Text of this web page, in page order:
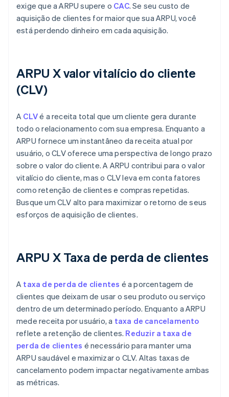
exige que a ARPU supere o CAC. Se seu custo de
aquisição de clientes for maior que sua ARPU, você
está perdendo dinheiro em cada aquisição.
ARPU X valor vitalício do cliente
(CLV)
A CLVé a receita total que um cliente gera durante
todo o relacionamento com sua empresa. Enquanto a
ARPU fornece um instantâneo da receita atual por
usuário, o CLV oferece uma perspectiva de longo prazo
sobre o valor do cliente. A ARPU contribui para o valor
vitalício do cliente, mas o CLV leva em conta fatores
como retenção de clientes e compras repetidas.
Busque um CLV alto para maximizar o retorno de seus
esforços de aquisição de clientes.
ARPU X Taxa de perda de clientes
A taxa de perda de clientes é a porcentagem de
clientes que deixam de usar o seu produto ou serviço
dentro de um determinado período. Enquanto a ARPU
mede receita por usuário, a taxa de cancelamento
reflete a retenção de clientes. Reduzir a taxa de
perda de clientes é necessário para manter uma
ARPU saudável e maximizar o CLV. Altas taxas de
cancelamento podem impactar negativamente ambas
as métricas.